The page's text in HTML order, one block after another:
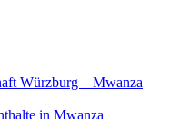
Würzburg – Mwanza
in Mwanza